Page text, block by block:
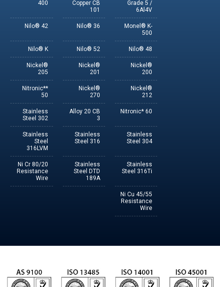
Grade 5 /
6Al4V
Copper CB
101
400
Monel® K-
500
Nilo® 36
Nilo® 42
Nilo® 48
Nilo® 52
Nilo® K
Nickel®
200
Nickel®
201
Nickel®
205
Nickel®
212
Nickel®
270
Nitronic**
50
Nitronic* 60
Alloy 20 CB
3
Stainless
Steel 302
Stainless
Steel 304
Stainless
Steel 316
Stainless
Steel
316LVM
Stainless
Steel 316Ti
Stainless
Steel DTD
189A
80/20 Ni Cr
Resistance
Wire
45/55 Ni Cu
Resistance
Wire